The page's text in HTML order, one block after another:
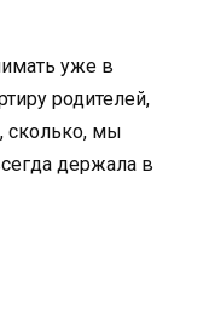
уже в
родителей,
сколько, мы
держала в